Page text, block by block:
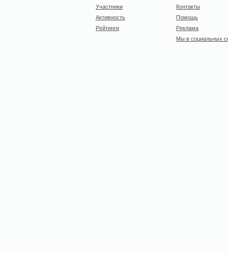
Участники
Активность
Рейтинги
Контакты
Помощь
Реклама
Мы в социальных